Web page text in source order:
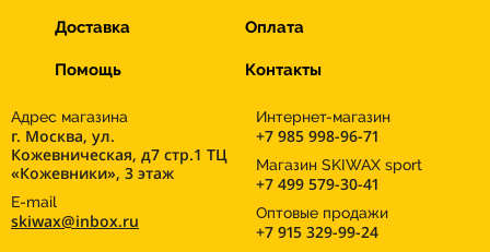
Доставка Оплата
Помощь Контакты
Адрес магазина
г. Москва, ул.
Кожевническая, д7 стр.1 ТЦ
«Кожевники», 3 этаж
E-mail
skiwax@inbox.ru
Интернет-магазин
+7 985 998-96-71
Магазин SKIWAX sport
+7 499 579-30-41
Оптовые продажи
+7 915 329-99-24